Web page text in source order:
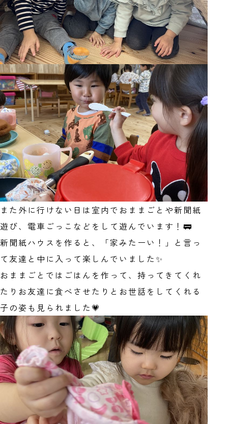
また外に行けない日は室内でおままごとや新聞紙
遊び、電車ごっこなどをして遊んでいます！🚃
新聞紙ハウスを作ると、「家みたーい！」と言っ
て友達と中に入って楽しんでいました✨
おままごとではごはんを作って、持ってきてくれ
たりお友達に食べさせたりとお世話をしてくれる
子の姿も見られました💗